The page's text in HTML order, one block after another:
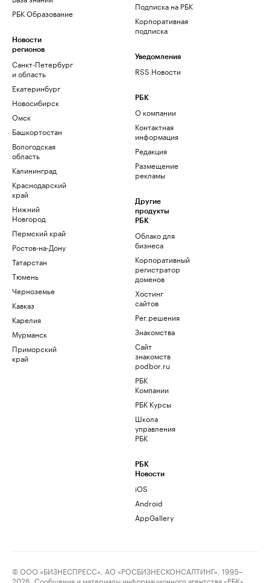
РБК Образование
Новости
регионов
Санкт-Петербург
и область
Екатеринбург
Новосибирск
Омск
Башкортостан
Вологодская
область
Калининград
Краснодарский
край
Нижний
Новгород
Пермский край
Ростов-на-Дону
Татарстан
Тюмень
Черноземье
Кавказ
Карелия
Мурманск
Приморский
край
Подписка на РБК
Корпоративная
подписка
Уведомления
RSS Новости
РБК
О компании
Контактная
информация
Редакция
Размещение
рекламы
Другие
продукты
РБК
Облако для
бизнеса
Корпоративный
регистратор
доменов
Хостинг
сайтов
Рег.решения
Знакомства
Сайт
знакомств
podbor.ru
РБК
Компании
РБК Курсы
Школа
управления
РБК
РБК
Новости
iOS
Android
AppGallery
© ООО «БИЗНЕСПРЕСС», АО «РОСБИЗНЕСКОНСАЛТИНГ», 1995–
2026. Сообщения и материалы информационного агентства «РБК»